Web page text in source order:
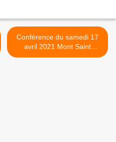
Conférence du samedi 17
avril 2021 Mont Saint
Michel Catherine (annulée